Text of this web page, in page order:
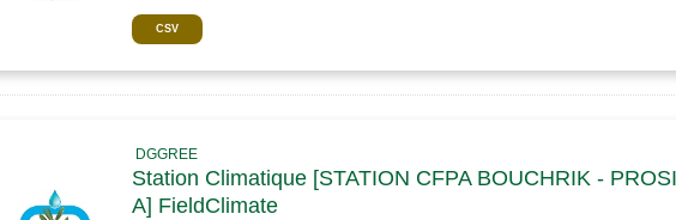
CSV
DGGREE
Station Climatique [STATION CFPA BOUCHRIK -
A] FieldClimate